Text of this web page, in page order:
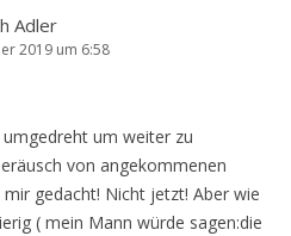
Adler
2019 um 6:58
um weiter zu
von angekommenen
gedacht! Nicht jetzt! Aber wie
( mein Mann würde sagen:die